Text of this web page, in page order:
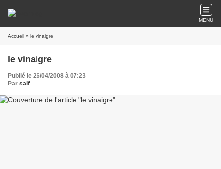
MENU
Accueil » le vinaigre
le vinaigre
Publié le 26/04/2008 à 07:23
Par saif